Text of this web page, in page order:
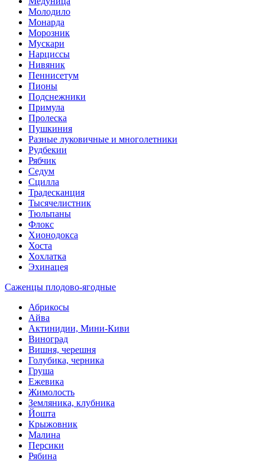
Молодило
Монарда
Морозник
Мускари
Нарциссы
Нивяник
Пеннисетум
Пионы
Подснежники
Примула
Пролеска
Пушкиния
Разные луковичные и многолетники
Рудбекии
Рябчик
Седум
Сцилла
Традесканция
Тысячелистник
Тюльпаны
Флокс
Хионодокса
Хоста
Хохлатка
Эхинацея
Саженцы плодово-ягодные
Абрикосы
Айва
Актинидии, Мини-Киви
Виноград
Вишня, черешня
Голубика, черника
Груша
Ежевика
Жимолость
Земляника, клубника
Йошта
Крыжовник
Малина
Персики
Рябина